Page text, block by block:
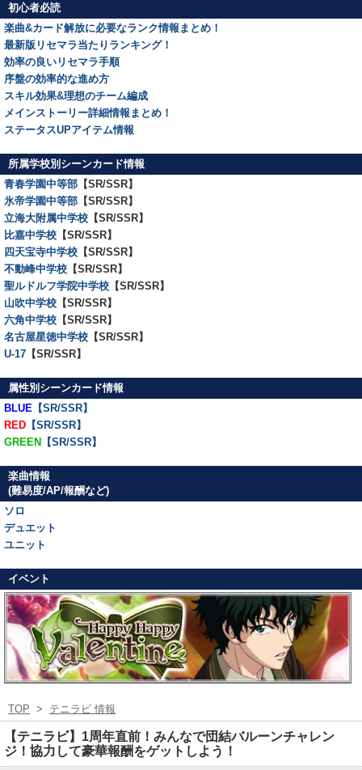
初心者必読
楽曲&カード解放に必要なランク情報まとめ！
最新版リセマラ当たりランキング！
効率の良いリセマラ手順
序盤の効率的な進め方
スキル効果&理想のチーム編成
メインストーリー詳細情報まとめ！
ステータスUPアイテム情報
所属学校別シーンカード情報
青春学園中等部 【SR/SSR】
氷帝学園中等部 【SR/SSR】
立海大附属中学校 【SR/SSR】
比嘉中学校 【SR/SSR】
四天宝寺中学校 【SR/SSR】
不動峰中学校 【SR/SSR】
聖ルドルフ学院中学校 【SR/SSR】
山吹中学校 【SR/SSR】
六角中学校 【SR/SSR】
名古屋星徳中学校 【SR/SSR】
U-17 【SR/SSR】
属性別シーンカード情報
BLUE 【SR/SSR】
RED 【SR/SSR】
GREEN 【SR/SSR】
楽曲情報
(難易度/AP/報酬など)
ソロ
デュエット
ユニット
イベント
TOP > テニラビ 情報
【テニラビ】1周年直前！みんなで団結バルーンチャレン
ジ！協力して豪華報酬をゲットしよう！